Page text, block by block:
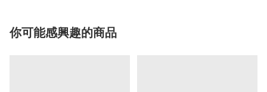
你可能感興趣的商品